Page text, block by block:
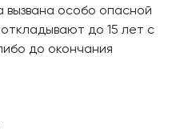
вызвана особо опасной
до 15 лет с
до окончания